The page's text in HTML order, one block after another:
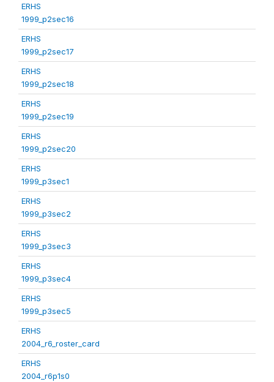
ERHS
1999_p2sec16
ERHS
1999_p2sec17
ERHS
1999_p2sec18
ERHS
1999_p2sec19
ERHS
1999_p2sec20
ERHS
1999_p3sec1
ERHS
1999_p3sec2
ERHS
1999_p3sec3
ERHS
1999_p3sec4
ERHS
1999_p3sec5
ERHS
2004_r6_roster_card
ERHS
2004_r6p1s0